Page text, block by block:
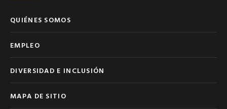
QUIÉNES SOMOS
EMPLEO
DIVERSIDAD E INCLUSIÓN
MAPA DE SITIO